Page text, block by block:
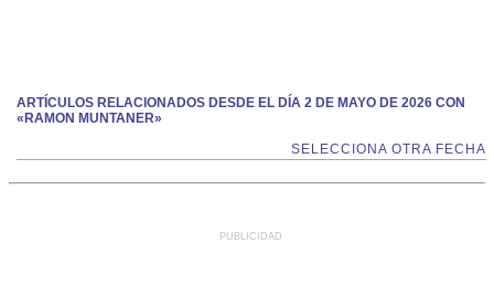
ARTÍCULOS RELACIONADOS DESDE EL DÍA 2 DE MAYO DE 2026 CON
«RAMON MUNTANER»
SELECCIONA OTRA FECHA
PUBLICIDAD